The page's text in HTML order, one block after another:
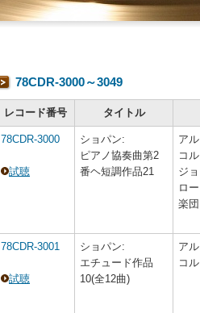
78CDR-3000～3049
レコード番号 タイトル
78CDR-3000
試聴
ショパン:
ピアノ協奏曲第2
番ヘ短調作品21
ア
コ
ジ
ロ
楽団
78CDR-3001
試聴
ショパン:
エチュード作品
10(全12曲)
ア
コ